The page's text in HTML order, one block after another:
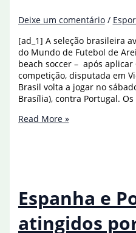
Deixe um comentário /
[ad_1] A seleção brasileira
do Mundo de Futebol de
beach soccer – após
competição, disputada em
Brasil volta a jogar no
Brasília), contra Portugal.
Brasil
do
Mundial
de
Read More »
Espanha e
atingidos